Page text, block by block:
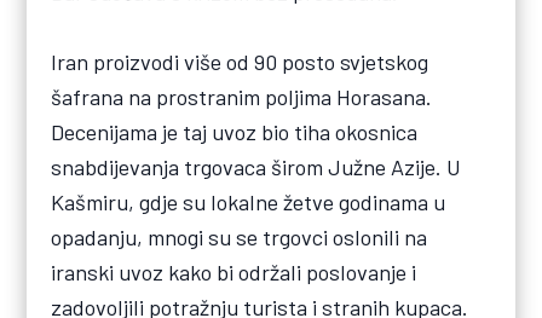
Iran proizvodi više od 90 posto svjetskog
šafrana na prostranim poljima Horasana.
Decenijama je taj uvoz bio tiha okosnica
snabdijevanja trgovaca širom Južne Azije. U
Kašmiru, gdje su lokalne žetve godinama u
opadanju, mnogi su se trgovci oslonili na
iranski uvoz kako bi održali poslovanje i
zadovoljili potražnju turista i stranih kupaca.